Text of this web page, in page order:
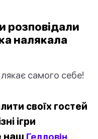
розповідали
налякала
лякає самого себе!
своїх гостей
ігри
наш Гелловін